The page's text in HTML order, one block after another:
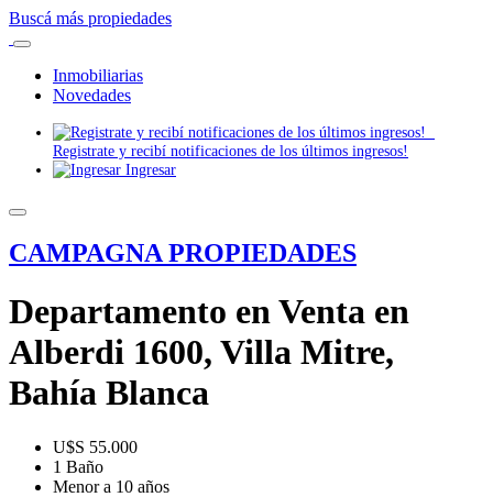
Buscá más propiedades
Inmobiliarias
Novedades
Registrate y recibí notificaciones de los últimos ingresos!
Ingresar
CAMPAGNA PROPIEDADES
Departamento en Venta en
Alberdi 1600, Villa Mitre,
Bahía Blanca
U$S 55.000
1 Baño
Menor a 10 años